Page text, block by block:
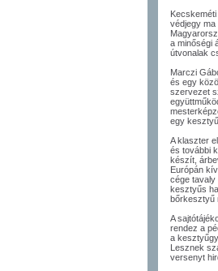
védjegy ma
a minőségi
útvonalak
Marczi
és egy
szervezet
egy
A klaszter
és további
készít,
Európán
cége tavaly
kesztyűs
bőrkesztyű
A
rendez a
a
Lesznek
versenyt